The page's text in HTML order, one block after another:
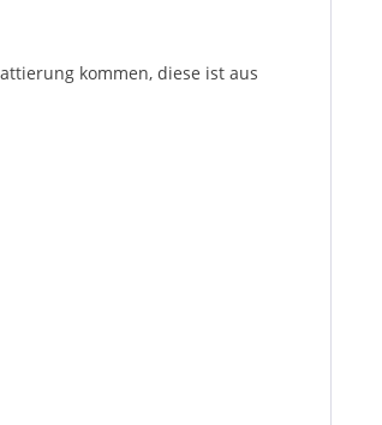
kommen, diese ist aus